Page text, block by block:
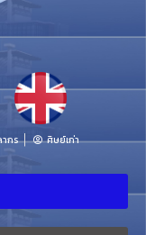
กร ศิษย์เก่า